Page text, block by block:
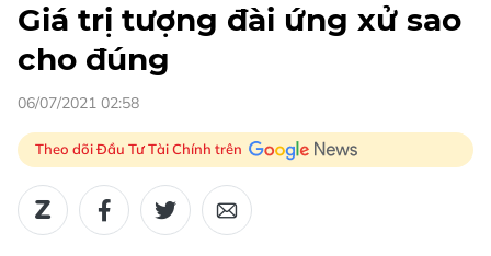
Giá trị tượng đài ứng xử sao
cho đúng
06/07/2021 02:58
Theo dõi Đầu Tư Tài Chính trên